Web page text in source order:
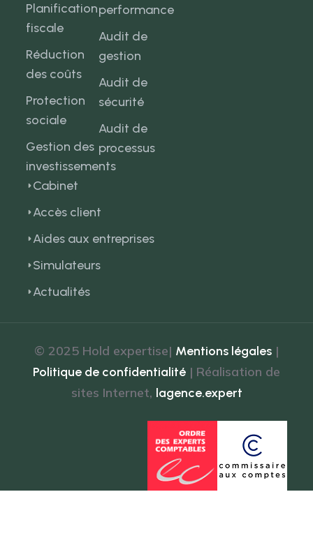
Planification
fiscale
Réduction
des coûts
Protection
sociale
Gestion des
investissements
performance
Audit de
gestion
Audit de
sécurité
Audit de
processus
Cabinet
Accès client
Aides aux entreprises
Simulateurs
Actualités
© 2025 Hold expertise| Mentions légales |
Politique de confidentialité | Réalisation de
sites Internet, lagence.expert